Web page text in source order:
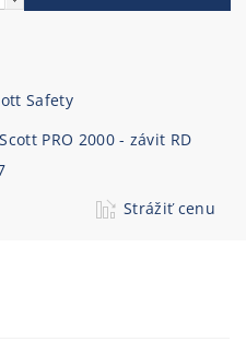
Safety
PRO 2000 - závit RD
Strážiť cenu